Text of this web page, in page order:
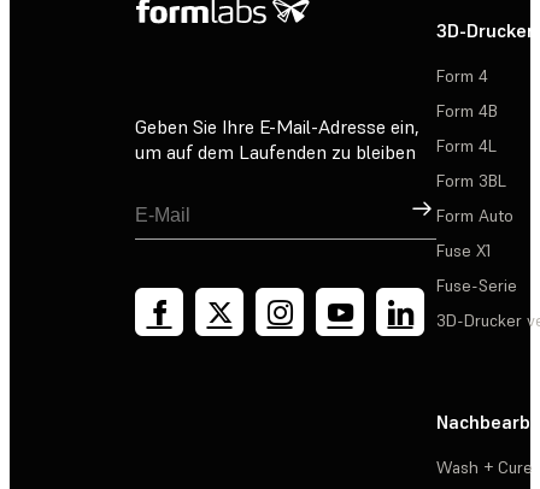
Geben Sie Ihre E-Mail-Adresse ein,
um auf dem Laufenden zu bleiben
Registrieren
3D-Drucker
Form 4
Form 4B
Form 4L
Form 3BL
Form Auto
Fuse X1
Fuse-Serie
3D-Drucker
Wash + Cure